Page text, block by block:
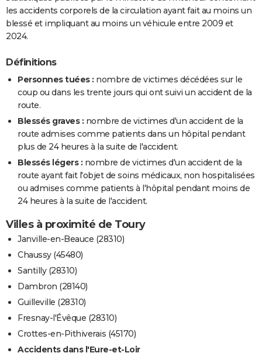
les accidents corporels de la circulation ayant fait au moins un
blessé et impliquant au moins un véhicule entre 2009 et
2024.
Définitions
Personnes tuées : nombre de victimes décédées sur le
coup ou dans les trente jours qui ont suivi un accident de la
route.
Blessés graves : nombre de victimes d'un accident de la
route admises comme patients dans un hôpital pendant
plus de 24 heures à la suite de l'accident.
Blessés légers : nombre de victimes d'un accident de la
route ayant fait l'objet de soins médicaux, non hospitalisées
ou admises comme patients à l'hôpital pendant moins de
24 heures à la suite de l'accident.
Villes à proximité de Toury
Janville-en-Beauce (28310)
Chaussy (45480)
Santilly (28310)
Dambron (28140)
Guilleville (28310)
Fresnay-l'Évêque (28310)
Crottes-en-Pithiverais (45170)
Accidents dans l'Eure-et-Loir